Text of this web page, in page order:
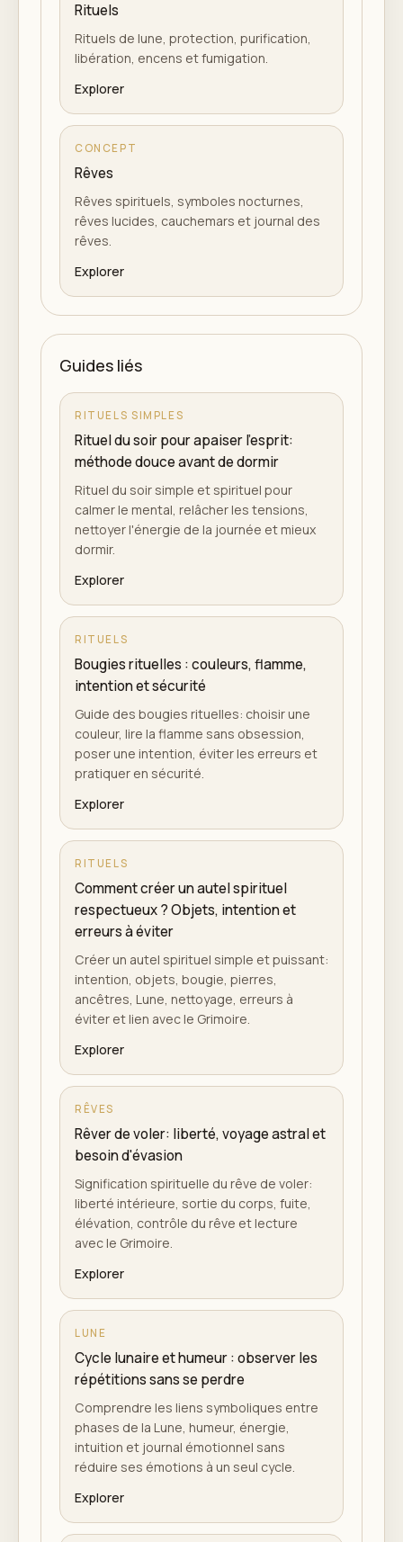
Rituels
Rituels de lune, protection, purification,
libération, encens et fumigation.
Explorer
CONCEPT
Rêves
Rêves spirituels, symboles nocturnes,
rêves lucides, cauchemars et journal des
rêves.
Explorer
Guides liés
RITUELS SIMPLES
Rituel du soir pour apaiser l'esprit:
méthode douce avant de dormir
Rituel du soir simple et spirituel pour
calmer le mental, relâcher les tensions,
nettoyer l'énergie de la journée et mieux
dormir.
Explorer
RITUELS
Bougies rituelles : couleurs, flamme,
intention et sécurité
Guide des bougies rituelles: choisir une
couleur, lire la flamme sans obsession,
poser une intention, éviter les erreurs et
pratiquer en sécurité.
Explorer
RITUELS
Comment créer un autel spirituel
respectueux ? Objets, intention et
erreurs à éviter
Créer un autel spirituel simple et puissant:
intention, objets, bougie, pierres,
ancêtres, Lune, nettoyage, erreurs à
éviter et lien avec le Grimoire.
Explorer
RÊVES
Rêver de voler: liberté, voyage astral et
besoin d'évasion
Signification spirituelle du rêve de voler:
liberté intérieure, sortie du corps, fuite,
élévation, contrôle du rêve et lecture
avec le Grimoire.
Explorer
LUNE
Cycle lunaire et humeur : observer les
répétitions sans se perdre
Comprendre les liens symboliques entre
phases de la Lune, humeur, énergie,
intuition et journal émotionnel sans
réduire ses émotions à un seul cycle.
Explorer